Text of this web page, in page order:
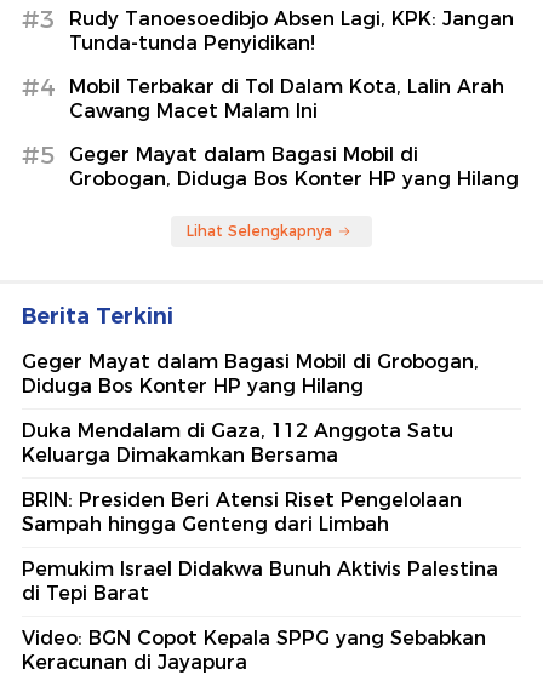
#3
Rudy Tanoesoedibjo Absen Lagi, KPK: Jangan
Tunda-tunda Penyidikan!
#4
Mobil Terbakar di Tol Dalam Kota, Lalin Arah
Cawang Macet Malam Ini
#5
Geger Mayat dalam Bagasi Mobil di
Grobogan, Diduga Bos Konter HP yang Hilang
Lihat Selengkapnya
Berita Terkini
Geger Mayat dalam Bagasi Mobil di Grobogan,
Diduga Bos Konter HP yang Hilang
Duka Mendalam di Gaza, 112 Anggota Satu
Keluarga Dimakamkan Bersama
BRIN: Presiden Beri Atensi Riset Pengelolaan
Sampah hingga Genteng dari Limbah
Pemukim Israel Didakwa Bunuh Aktivis Palestina
di Tepi Barat
Video: BGN Copot Kepala SPPG yang Sebabkan
Keracunan di Jayapura